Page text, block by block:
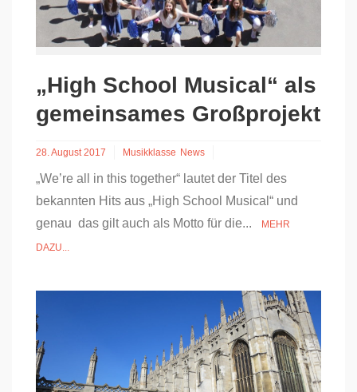
„High School Musical“ als
gemeinsames Großprojekt
28. August 2017 Musikklasse News
„We’re all in this together“ lautet der Titel des
bekannten Hits aus „High School Musical“ und
genau das gilt auch als Motto für die...
MEHR
DAZU...